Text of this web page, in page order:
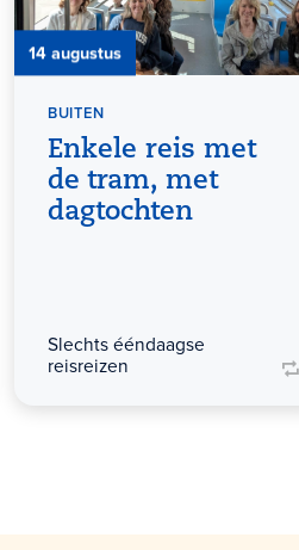
14 augustus
BUITEN
Enkele reis met
de tram, met
dagtochten
Slechts ééndaagse
reisreizen